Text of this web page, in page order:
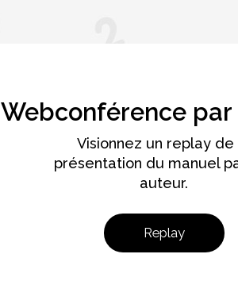
Webconférence
Visionnez un replay de
présentation du manuel
auteur.
Replay